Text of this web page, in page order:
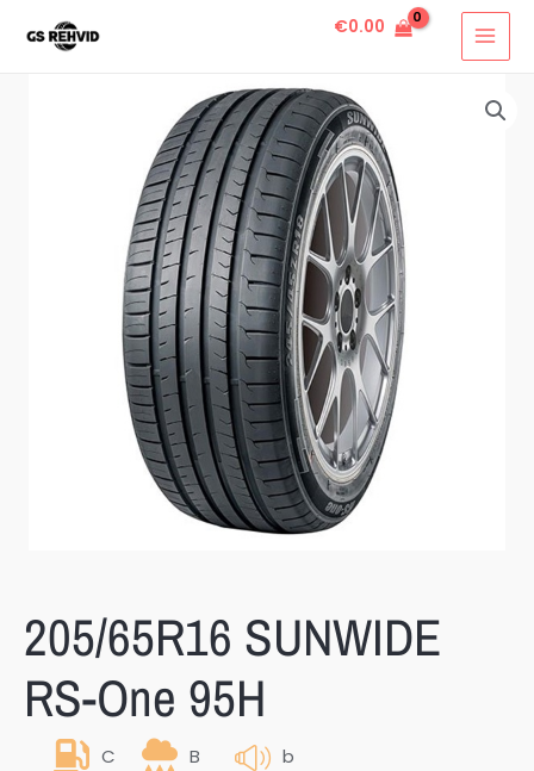
€0.00
205/65R16 SUNWIDE
RS-One 95H
C B b